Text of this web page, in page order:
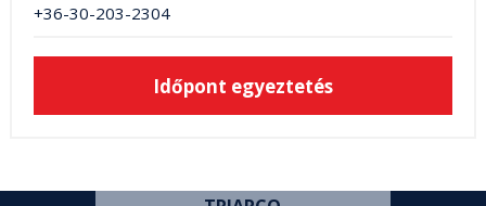
+36-30-203-2304
Időpont egyeztetés